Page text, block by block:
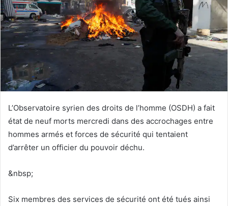
L’Observatoire syrien des droits de l’homme (OSDH) a fait
état de neuf morts mercredi dans des accrochages entre
hommes armés et forces de sécurité qui tentaient
d’arrêter un officier du pouvoir déchu.
&nbsp;
Six membres des services de sécurité ont été tués ainsi